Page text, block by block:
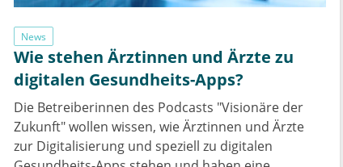
News
Wie stehen Ärztinnen und Ärzte zu
digitalen Gesundheits-Apps?
Die Betreiberinnen des Podcasts "Visionäre der
Zukunft" wollen wissen, wie Ärztinnen und Ärzte
zur Digitalisierung und speziell zu digitalen